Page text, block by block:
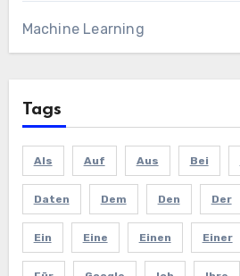
Machine Learning
Tags
Als Auf Aus Bei
Daten Dem Den Der
Ein Eine Einen Einer